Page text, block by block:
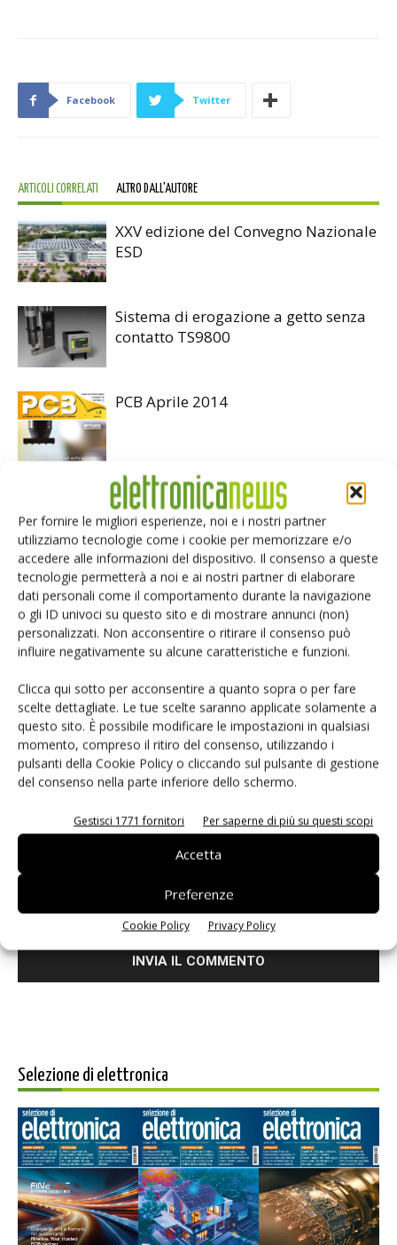
Per fornire le migliori esperienze, noi e i nostri partner
utilizziamo tecnologie come i cookie per memorizzare e/o
accedere alle informazioni del dispositivo. Il consenso a queste
tecnologie permetterà a noi e ai nostri partner di elaborare
dati personali come il comportamento durante la navigazione
o gli ID univoci su questo sito e di mostrare annunci (non)
personalizzati. Non acconsentire o ritirare il consenso può
influire negativamente su alcune caratteristiche e funzioni.
Clicca qui sotto per acconsentire a quanto sopra o per fare
scelte dettagliate. Le tue scelte saranno applicate solamente a
questo sito. È possibile modificare le impostazioni in qualsiasi
momento, compreso il ritiro del consenso, utilizzando i
pulsanti della Cookie Policy o cliccando sul pulsante di gestione
del consenso nella parte inferiore dello schermo.
Gestisci 1771 fornitori Per saperne di più su questi scopi
Accetta
Preferenze
Cookie Policy Privacy Policy
Facebook Twitter
ARTICOLI CORRELATI ALTRO DALL'AUTORE
XXV edizione del Convegno Nazionale
ESD
Sistema di erogazione a getto senza
contatto TS9800
PCB Aprile 2014
LASCIA UN COMMENTO
Salva il mio nome, email e sito web in questo browser per i
prossimi commenti.
Selezione di elettronica